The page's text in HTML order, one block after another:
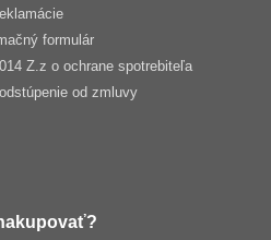
formulár
Z.z o ochrane spotrebiteľa
od zmluvy